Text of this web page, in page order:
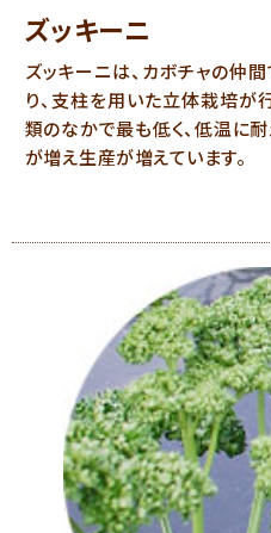
ズッキーニ
ズッキーニは、カボチャの仲
り、支柱を用いた立体栽培が
類のなかで最も低く、低温に
が増え生産が増えています。